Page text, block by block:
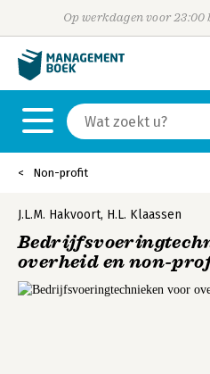
Op werkdagen voor
Non-profit
J.L.M. Hakvoort, H.L. Klaassen
overheid en non-